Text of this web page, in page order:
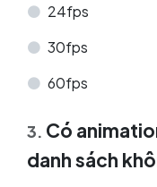
24fps
30fps
60fps
3. Có
danh sách